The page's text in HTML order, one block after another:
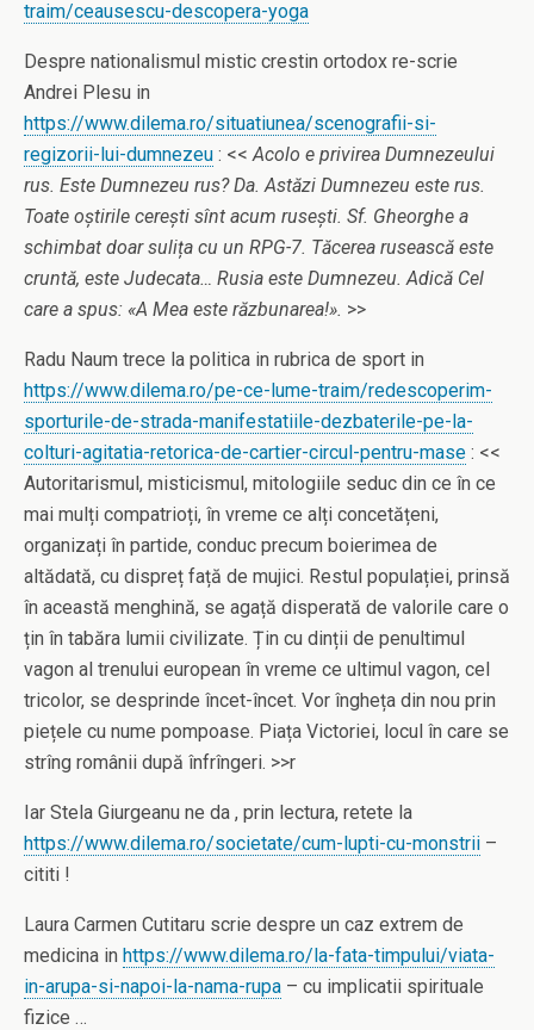
traim/ceausescu-descopera-yoga
Despre nationalismul mistic crestin ortodox re-scrie
Andrei Plesu in
https://www.dilema.ro/situatiunea/scenografii-si-
regizorii-lui-dumnezeu : <<Acolo e privirea Dumnezeului
rus. Este Dumnezeu rus? Da. Astăzi Dumnezeu este rus.
Toate oștirile cerești sînt acum rusești. Sf. Gheorghe a
schimbat doar sulița cu un RPG-7. Tăcerea rusească este
cruntă, este Judecata… Rusia este Dumnezeu. Adică Cel
care a spus: «A Mea este răzbunarea!». >>
Radu Naum trece la politica in rubrica de sport in
https://www.dilema.ro/pe-ce-lume-traim/redescoperim-
sporturile-de-strada-manifestatiile-dezbaterile-pe-la-
colturi-agitatia-retorica-de-cartier-circul-pentru-mase : <<
Autoritarismul, misticismul, mitologiile seduc din ce în ce
mai mulți compatrioți, în vreme ce alți concetățeni,
organizați în partide, conduc precum boierimea de
altădată, cu dispreț față de mujici. Restul populației, prinsă
în această menghină, se agață disperată de valorile care o
țin în tabăra lumii civilizate. Țin cu dinții de penultimul
vagon al trenului european în vreme ce ultimul vagon, cel
tricolor, se desprinde încet-încet. Vor îngheța din nou prin
piețele cu nume pompoase. Piața Victoriei, locul în care se
strîng românii după înfrîngeri. >>r
Iar Stela Giurgeanu ne da , prin lectura, retete la
https://www.dilema.ro/societate/cum-lupti-cu-monstrii –
cititi !
Laura Carmen Cutitaru scrie despre un caz extrem de
medicina in https://www.dilema.ro/la-fata-timpului/viata-
in-arupa-si-napoi-la-nama-rupa – cu implicatii spirituale
fizice …